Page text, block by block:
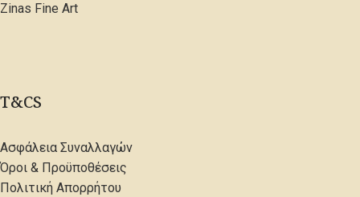
Zinas Fine Art
T&CS
Ασφάλεια Συναλλαγών
Όροι & Προϋποθέσεις
Πολιτική Απορρήτου